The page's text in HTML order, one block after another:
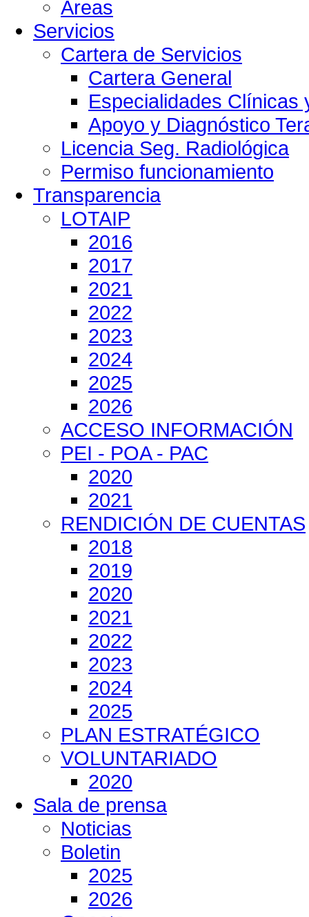
Áreas
Servicios
Cartera de Servicios
Cartera General
Especialidades Clínicas
Apoyo y Diagnóstico
Licencia Seg. Radiológica
Permiso funcionamiento
Transparencia
LOTAIP
2016
2017
2021
2022
2023
2024
2025
2026
ACCESO INFORMACIÓN
PEI - POA - PAC
2020
2021
RENDICIÓN DE CUENTAS
2018
2019
2020
2021
2022
2023
2024
2025
PLAN ESTRATÉGICO
VOLUNTARIADO
2020
Sala de prensa
Noticias
Boletin
2025
2026